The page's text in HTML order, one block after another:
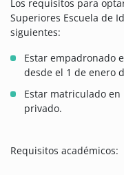
Los requisitos para
Superiores Escuela de
siguientes:
Estar empadronado
desde el 1 de enero
Estar matriculado
privado.
Requisitos académicos: